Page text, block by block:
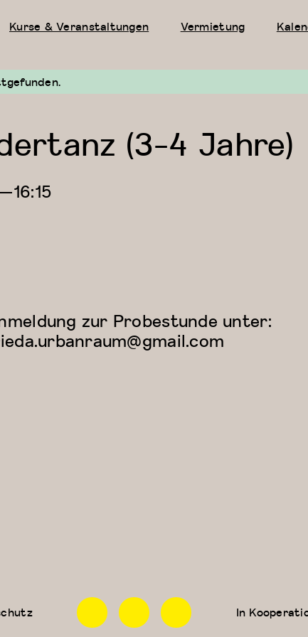
Kurse & Veranstaltungen Vermietung
(3-4 Jahre)
16:15
zur Probestunde unter:
FacebookInstagramLinkedin
In